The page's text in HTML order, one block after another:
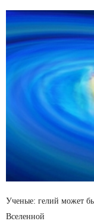
Ученые: гелий может
Вселенной